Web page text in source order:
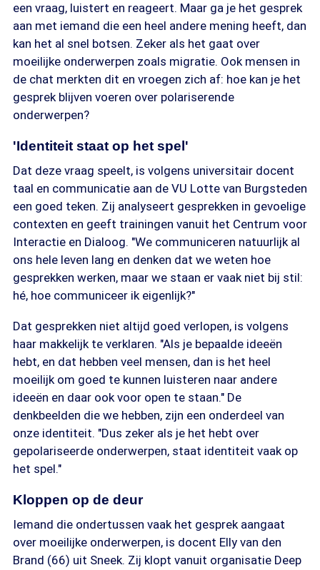
een vraag, luistert en reageert. Maar ga je het gesprek
aan met iemand die een heel andere mening heeft, dan
kan het al snel botsen. Zeker als het gaat over
moeilijke onderwerpen zoals migratie. Ook mensen in
de chat merkten dit en vroegen zich af: hoe kan je het
gesprek blijven voeren over polariserende
onderwerpen?
'Identiteit staat op het spel'
Dat deze vraag speelt, is volgens universitair docent
taal en communicatie aan de VU Lotte van Burgsteden
een goed teken. Zij analyseert gesprekken in gevoelige
contexten en geeft trainingen vanuit het Centrum voor
Interactie en Dialoog. "We communiceren natuurlijk al
ons hele leven lang en denken dat we weten hoe
gesprekken werken, maar we staan er vaak niet bij stil:
hé, hoe communiceer ik eigenlijk?"
Dat gesprekken niet altijd goed verlopen, is volgens
haar makkelijk te verklaren. "Als je bepaalde ideeën
hebt, en dat hebben veel mensen, dan is het heel
moeilijk om goed te kunnen luisteren naar andere
ideeën en daar ook voor open te staan." De
denkbeelden die we hebben, zijn een onderdeel van
onze identiteit. "Dus zeker als je het hebt over
gepolariseerde onderwerpen, staat identiteit vaak op
het spel."
Kloppen op de deur
Iemand die ondertussen vaak het gesprek aangaat
over moeilijke onderwerpen, is docent Elly van den
Brand (66) uit Sneek. Zij klopt vanuit organisatie Deep